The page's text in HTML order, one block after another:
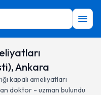
Ankara
kapalı ameliyatları
doktor - uzman bulundu